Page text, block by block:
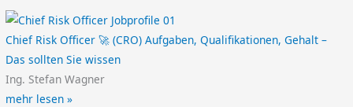
Chief Risk Officer 🚀 (CRO) Aufgaben, Qualifikationen, Gehalt –
Das sollten Sie wissen
Ing. Stefan Wagner
mehr lesen »